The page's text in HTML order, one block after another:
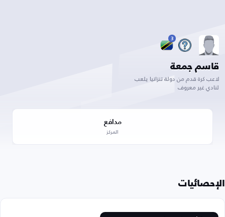
3
قاسم جمعة
لاعب كرة قدم من دولة تنزانيا يلعب
لنادي غير معروف
مدافع
المركز
الإحصائيات